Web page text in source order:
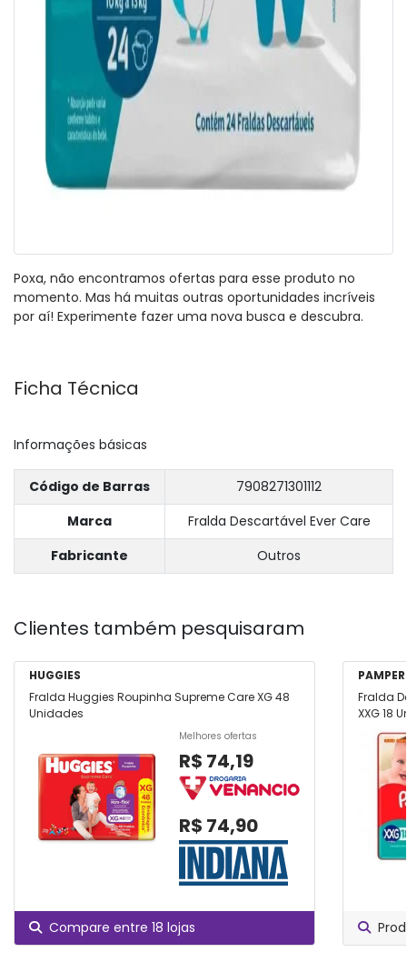
Poxa, não encontramos ofertas para esse produto no
momento. Mas há muitas outras oportunidades incríveis
por aí! Experimente fazer uma nova busca e descubra.
Ficha Técnica
Informações básicas
Código de Barras
7908271301112
Marca
Fralda Descartável Ever Care
Fabricante
Outros
Clientes também pesquisaram
HUGGIES
Fralda Huggies Roupinha Supreme Care XG 48
Unidades
Melhores ofertas
R$ 74,19
R$ 74,90
Compare entre 18 lojas
Fralda
XXG 18